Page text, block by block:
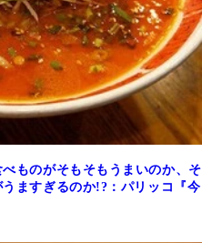
べものがそもそもうまいのか、そ
ますぎるのか!?：パリッコ『今